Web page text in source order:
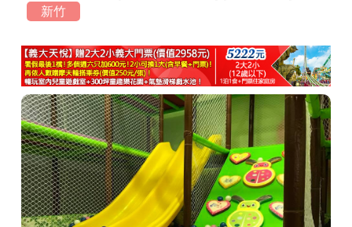
商家合作
推薦景點
討論區
聯絡我們
新竹